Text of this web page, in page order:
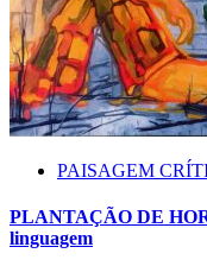
PAISAGEM
PLANTAÇÃO DE
linguagem